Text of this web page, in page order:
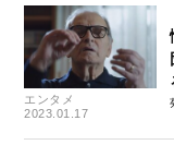
エンタメ
2023.01.17